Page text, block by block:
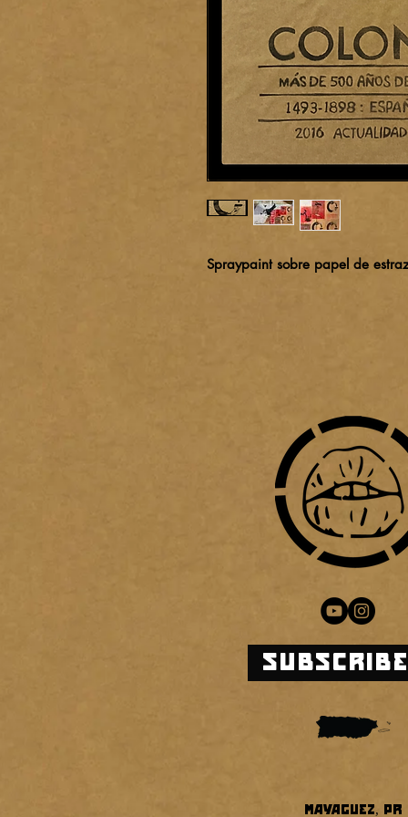
Spraypaint sobre papel de
Mayagüez, PR